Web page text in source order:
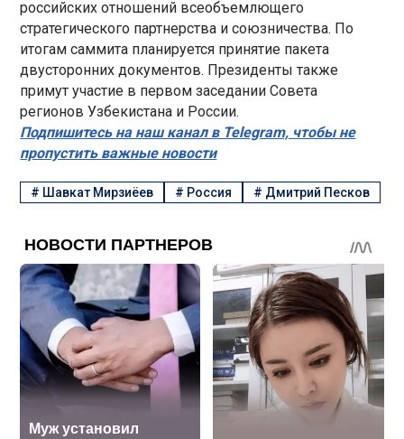
российских отношений всеобъемлющего
стратегического партнерства и союзничества. По
итогам саммита планируется принятие пакета
двусторонних документов. Президенты также
примут участие в первом заседании Совета
регионов Узбекистана и России.
Подпишитесь на наш канал в Telegram, чтобы не
пропустить важные новости
# Шавкат Мирзиёев # Россия # Дмитрий Песков